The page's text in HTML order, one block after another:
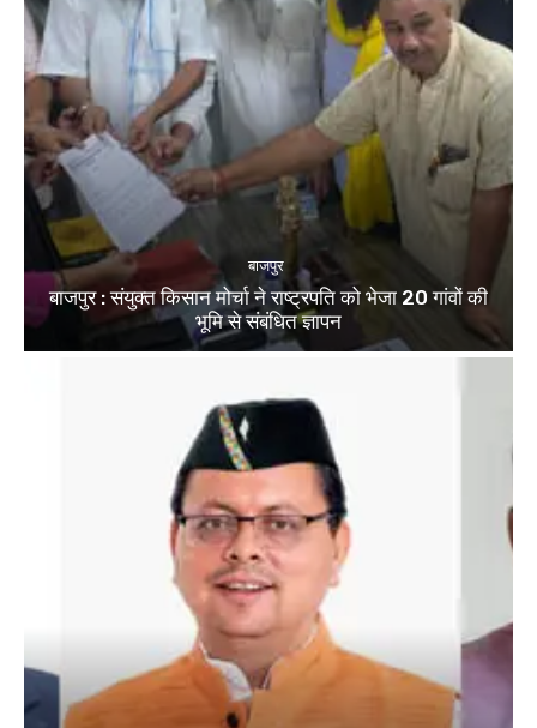
बाजपुर
बाजपुर : संयुक्त किसान मोर्चा ने राष्ट्रपति को भेजा 20 गांवों की
भूमि से संबंधित ज्ञापन